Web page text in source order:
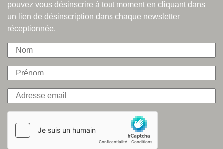
pouvez vous désinscrire à tout moment en cliquant dans
un lien de désinscription dans chaque newsletter
réceptionnée.